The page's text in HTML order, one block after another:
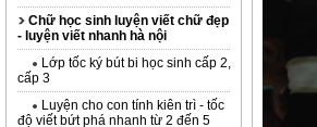
Chữ học sinh luyện viết chữ đẹp
- luyện viết nhanh hà nội
Lớp tốc ký bút bi học sinh cấp 2,
cấp 3
Luyện cho con tính kiên trì - tốc
độ viết bứt phá nhanh từ 2 đến 5